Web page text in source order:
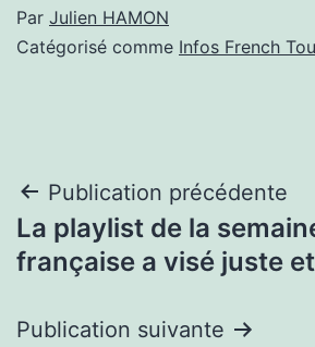
Par Julien HAMON
Catégorisé comme Infos French
Navigation
de
Publication précédente
La playlist de la
française a visé juste
Publication suivante